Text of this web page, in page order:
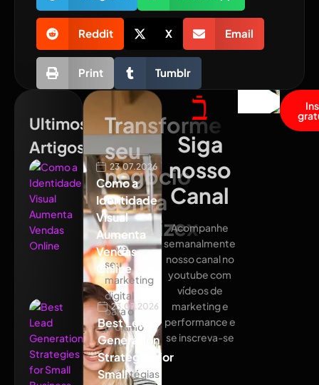
Ultimos
Artigos
23.07.2026
Como a
Identidade
Visual
Aumenta
Vendas
Online
23.07.2026
Best Lead
Generation
Strategies for
Small
Transforme
seu
negócio
com a
Atualizex
Leve
seu
marketing
digital
para o
próximo
nível
com
estratégias
Siga
nosso
Canal
Acompanhe
semanalmente
nosso canal no
youtube com
vídeos de
marketing e
performance e
se inscreva-se
Reddit X Email
Print Tumblr